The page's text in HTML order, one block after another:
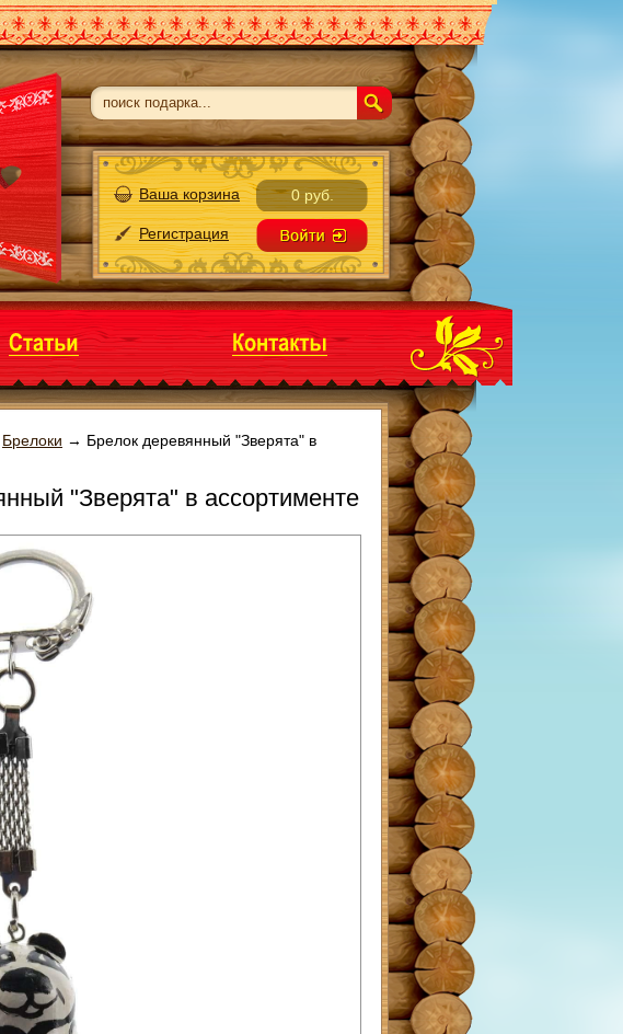
Ваша корзина 0 руб.
Регистрация
Брелоки → Брелок деревянный "Зверята" в
"Зверята" в ассортименте